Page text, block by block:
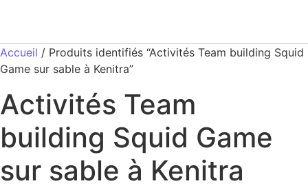
Accueil / Produits identifiés “Activités Team building Squid
Game sur sable à Kenitra”
Activités Team
building Squid Game
sur sable à Kenitra